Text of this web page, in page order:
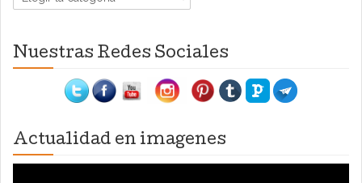
Nuestras Redes Sociales
Actualidad en imagenes